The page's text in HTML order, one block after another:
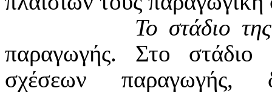
Το στάδιο
παραγωγής. Στο
σχέσεων παραγωγής,